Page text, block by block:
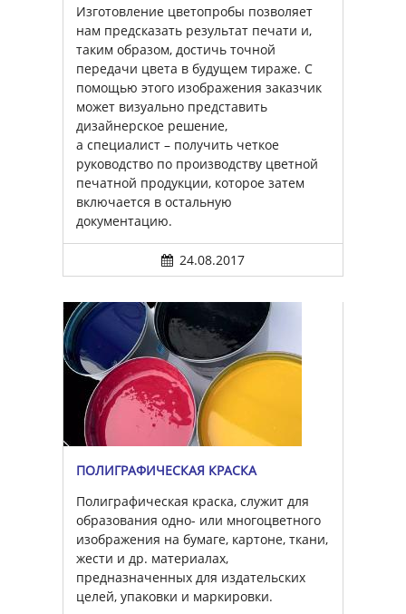
Изготовление цветопробы позволяет
нам предсказать результат печати и,
таким образом, достичь точной
передачи цвета в будущем тираже. С
помощью этого изображения заказчик
может визуально представить
дизайнерское решение,
а специалист – получить четкое
руководство по производству цветной
печатной продукции, которое затем
включается в остальную
документацию.
24.08.2017
ПОЛИГРАФИЧЕСКАЯ КРАСКА
Полиграфическая краска, служит для
образования одно- или многоцветного
изображения на бумаге, картоне, ткани,
жести и др. материалах,
предназначенных для издательских
целей, упаковки и маркировки.